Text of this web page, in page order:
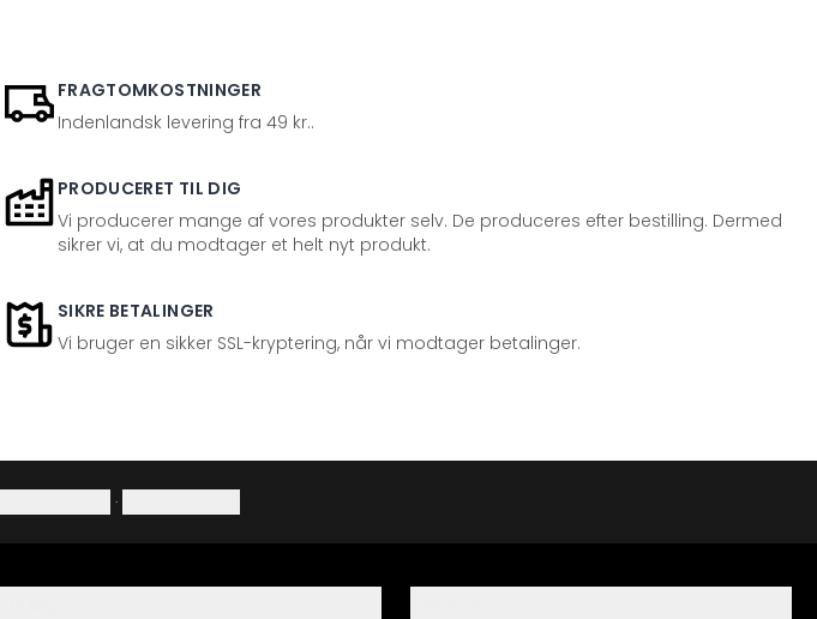
FRAGTOMKOSTNINGER
Indenlandsk levering fra 49 kr..
PRODUCERET TIL DIG
Vi producerer mange af vores produkter selv. De produceres efter bestilling. Dermed
sikrer vi, at du modtager et helt nyt produkt.
SIKRE BETALINGER
Vi bruger en sikker SSL-kryptering, når vi modtager betalinger.
·